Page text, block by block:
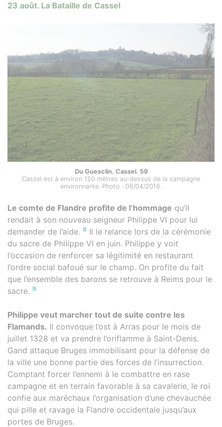
23 août. La Bataille de Cassel
Du Guesclin. Cassel. 59
Cassel est à environ 150 mètres au-dessus de la campagne
environnante. Photo : 06/04/2018.
Le comte de Flandre profite de l’hommage qu’il
rendait à son nouveau seigneur Philippe VI pour lui
demander de l’aide. 8 Il le relance lors de la cérémonie
du sacre de Philippe VI en juin. Philippe y voit
l’occasion de renforcer sa légitimité en restaurant
l’ordre social bafoué sur le champ. On profite du fait
que l’ensemble des barons se retrouve à Reims pour le
sacre. 9
Philippe veut marcher tout de suite contre les
Flamands. Il convoque l’ost à Arras pour le mois de
juillet 1328 et va prendre l’oriflamme à Saint-Denis.
Gand attaque Bruges immobilisant pour la défense de
la ville une bonne partie des forces de l’insurrection.
Comptant forcer l’ennemi à le combattre en rase
campagne et en terrain favorable à sa cavalerie, le roi
confie aux maréchaux l’organisation d’une chevauchée
qui pille et ravage la Flandre occidentale jusqu’aux
portes de Bruges.